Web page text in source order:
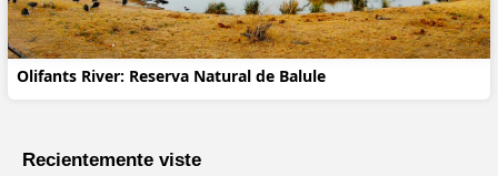
Olifants River: Reserva Natural de Balule
Recientemente viste